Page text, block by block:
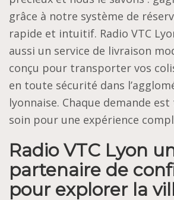
grâce à notre système de
rapide et intuitif. Radio VTC
aussi un service de livraison
conçu pour transporter vos
en toute sécurité dans
lyonnaise. Chaque demande
soin pour une expérience
Radio VTC Lyon
partenaire de
pour explorer la